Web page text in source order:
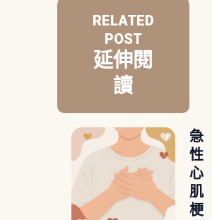
RELATED
POST
延伸閱
讀
急
性
心
肌
梗